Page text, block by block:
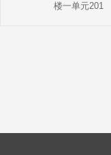
楼一单元201